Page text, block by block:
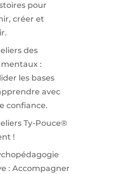
pour
créer et
des
:
les bases
avec
confiance.
Ty-Pouce®
!
: Accompagner